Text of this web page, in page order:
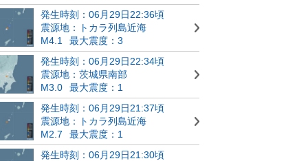
発生時刻：06月29日22:36頃
震源地：トカラ列島近海
M4.1
最大震度：3
発生時刻：06月29日22:34頃
震源地：茨城県南部
M3.0
最大震度：1
発生時刻：06月29日21:37頃
震源地：トカラ列島近海
M2.7
最大震度：1
発生時刻：06月29日21:30頃